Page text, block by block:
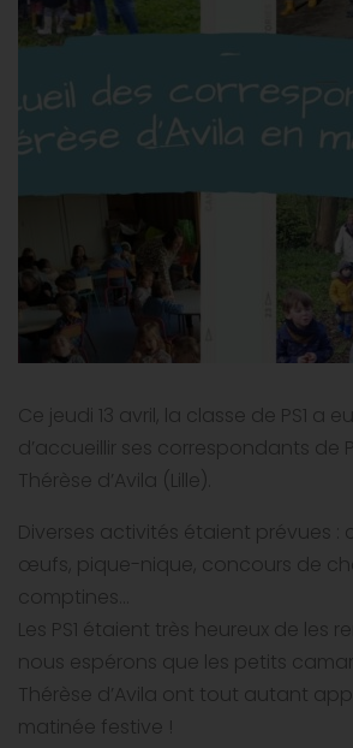
Ce jeudi 13 avril, la classe de PS1 a
d’accueillir ses correspondants de
Thérèse d’Avila (Lille).
Diverses activités étaient prévues :
œufs, pique-nique, concours de
comptines…
Les PS1 étaient très heureux de les
nous espérons que les petits
Thérèse d’Avila ont tout autant
matinée festive !